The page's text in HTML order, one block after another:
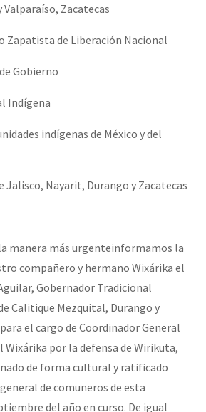
Zacatecas
Zapatista de Liberación Nacional
Gobierno
Indígena
indígenas de México y del
Jalisco, Nayarit, Durango y Zacatecas
manera más urgenteinformamos la
compañero y hermano Wixárika el
Gobernador Tradicional
Calitique Mezquital, Durango y
el cargo de Coordinador General
Wixárika por la defensa de Wirikuta,
de forma cultural y ratificado
de comuneros de esta
del año en curso. De igual